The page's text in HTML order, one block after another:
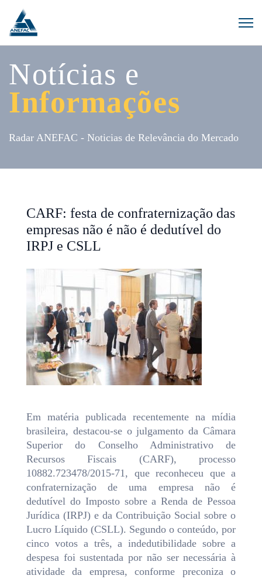
Notícias e
Informações
Radar ANEFAC - Noticias de Relevância do Mercado
CARF: festa de confraternização das
empresas não é não é dedutível do
IRPJ e CSLL
Em matéria publicada recentemente na mídia
brasileira, destacou-se o julgamento da Câmara
Superior do Conselho Administrativo de
Recursos Fiscais (CARF), processo
10882.723478/2015-71, que reconheceu que a
confraternização de uma empresa não é
dedutível do Imposto sobre a Renda de Pessoa
Jurídica (IRPJ) e da Contribuição Social sobre o
Lucro Líquido (CSLL). Segundo o conteúdo, por
cinco votos a três, a indedutibilidade sobre a
despesa foi sustentada por não ser necessária à
atividade da empresa, conforme preconiza o